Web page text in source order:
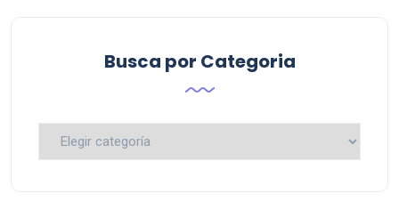
Busca por Categoria
Busca